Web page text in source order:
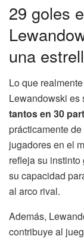
29 goles
una
Lo que
Lewandowski es
tantos en 30
prácticamente
jugadores en el
refleja su
su capacidad
al arco rival.
Además,
contribuye al